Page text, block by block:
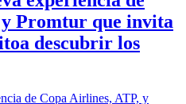
Promtur que invita
descubrir los